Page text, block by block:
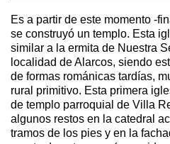
Es a partir de este momento -
se construyó un templo. Esta
similar a la ermita de Nuestra
localidad de Alarcos, siendo
de formas románicas tardías,
rural primitivo. Esta primera
de templo parroquial de Villa
algunos restos en la catedral
tramos de los pies y en la